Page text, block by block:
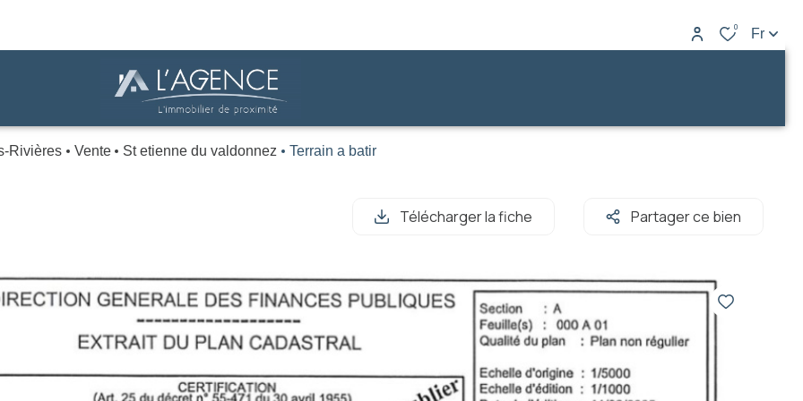
0 Fr
Rivières Vente St etienne du valdonnez Terrain a batir
Télécharger la fiche Partager ce bien